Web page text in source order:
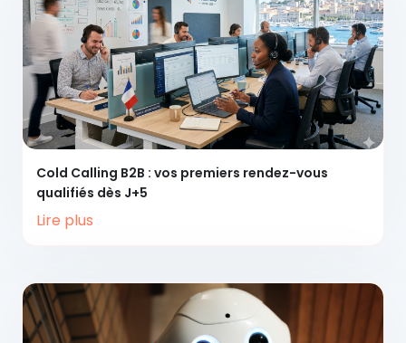
Cold Calling B2B : vos premiers rendez-vous
qualifiés dès J+5
Lire plus